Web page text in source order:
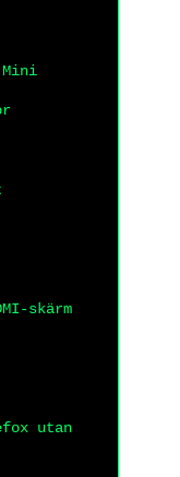
Mini
skärm
utan